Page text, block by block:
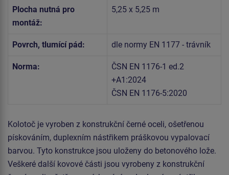
Plocha nutná pro
montáž:
5,25 x 5,25 m
Povrch, tlumící pád: dle normy EN 1177 - trávník
Norma:
ČSN EN 1176-1 ed.2
+A1:2024
ČSN EN 1176-5:2020
Kolotoč je vyroben z konstrukční černé oceli, ošetřenou
pískováním, duplexním nástřikem práškovou vypalovací
barvou. Tyto konstrukce jsou uloženy do betonového lože.
Veškeré další kovové části jsou vyrobeny z konstrukční